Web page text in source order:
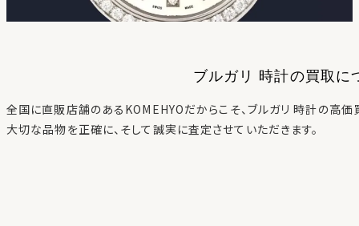
ブルガリ 時計の買取に
全国に直販店舗のあるKOMEHYOだからこそ、 ブルガリ 時計の高価
大切な品物を正確に、そして誠実に査定させていただきます。